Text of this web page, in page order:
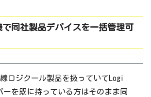
同社製品デバイスを一括管理可
ロジクール製品を扱っていてLogi
を既に持っている方はそのまま同